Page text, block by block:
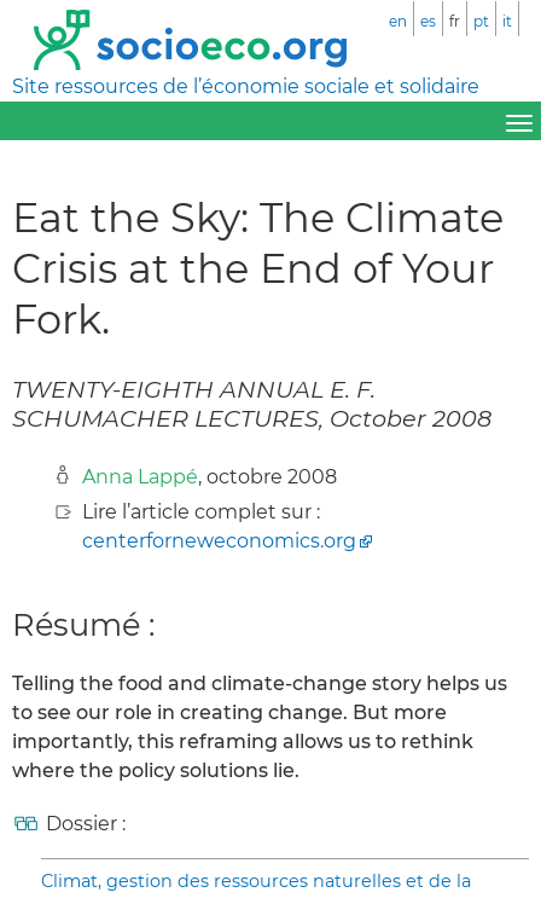
Site ressources de l’économie sociale et solidaire
en es fr pt it
Eat the Sky: The Climate
Crisis at the End of Your
Fork.
TWENTY-EIGHTH ANNUAL E. F.
SCHUMACHER LECTURES, October 2008
Anna Lappé, octobre 2008
Lire l’article complet sur :
centerforneweconomics.org
Résumé :
Telling the food and climate-change story helps us
to see our role in creating change. But more
importantly, this reframing allows us to rethink
where the policy solutions lie.
Dossier :
Climat, gestion des ressources naturelles et de la